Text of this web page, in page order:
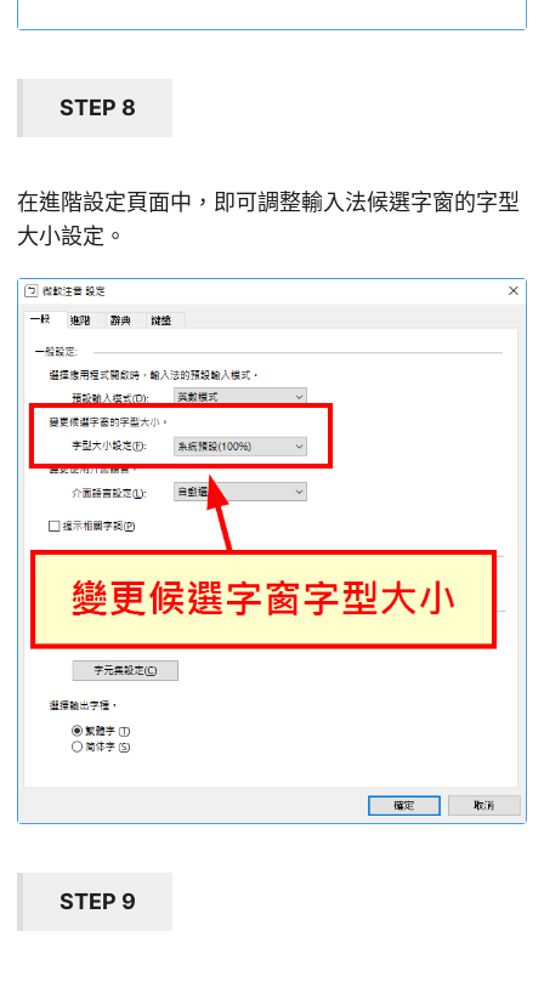
STEP 8
在進階設定頁面中，即可調整輸入法候選字窗的字型
大小設定。
STEP 9